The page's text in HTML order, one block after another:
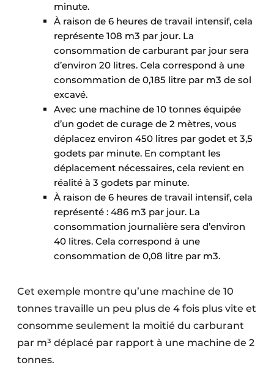
minute.
À raison de 6 heures de travail intensif, cela
représente 108 m3 par jour. La
consommation de carburant par jour sera
d’environ 20 litres. Cela correspond à une
consommation de 0,185 litre par m3 de sol
excavé.
Avec une machine de 10 tonnes équipée
d’un godet de curage de 2 mètres, vous
déplacez environ 450 litres par godet et 3,5
godets par minute. En comptant les
déplacement nécessaires, cela revient en
réalité à 3 godets par minute.
À raison de 6 heures de travail intensif, cela
représenté : 486 m3 par jour. La
consommation journalière sera d’environ
40 litres. Cela correspond à une
consommation de 0,08 litre par m3.
Cet exemple montre qu’une machine de 10
tonnes travaille un peu plus de 4 fois plus vite et
consomme seulement la moitié du carburant
par m³ déplacé par rapport à une machine de 2
tonnes.